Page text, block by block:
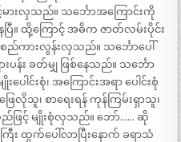
ားလှသည်။ သင်္ဘောအကြောင်းကို
ြီ။ ထို့ကြောင့် အဓိက ဇာတ်လမ်းပိုင်း
ကားလွန်းလှသည်။ သင်္ဘောပေါ်
န်း ခတ်မျှ ဖြစ်နေသည်။ သင်္ဘော
င်းစုံ၊ အကြောင်းအရာ ပေါင်းစုံ
ေလိုသူ၊ စာရေးရန် ကုန်ကြမ်းရှာသူ၊
ဖြင့် မျိုးစုံလှသည်။ ဘော်…… ဆို
ထွက်ပေါ်လာပြီးနောက် ခရာသံ